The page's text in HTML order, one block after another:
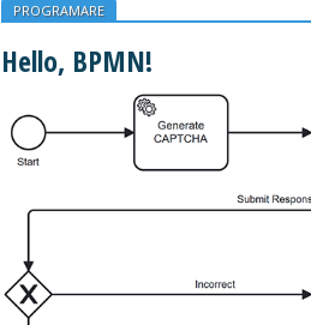
PROGRAMARE
Hello, BPMN!